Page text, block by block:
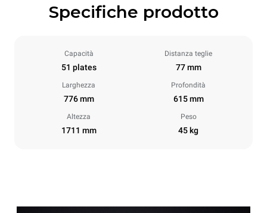
Specifiche prodotto
Capacità
51 plates
Distanza teglie
77 mm
Larghezza
776 mm
Profondità
615 mm
Altezza
1711 mm
Peso
45 kg